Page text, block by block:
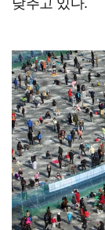
낮추고 있다.